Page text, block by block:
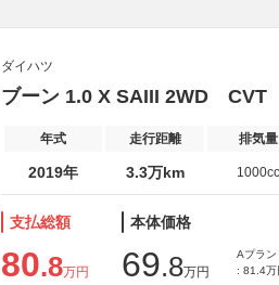
ダイハツ
ブーン 1.0 X SAIII 2WD CVT
年式 走行距離 排気量
2019年 3.3万km 1000cc
支払総額
80.8万円
本体価格
69.8万円
Aプラン
: 81.4万